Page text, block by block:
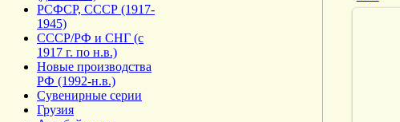
РСФСР, СССР (1917-
1945)
СССР/РФ и СНГ (с
1917 г. по н.в.)
Новые производства
РФ (1992-н.в.)
Сувенирные серии
Грузия